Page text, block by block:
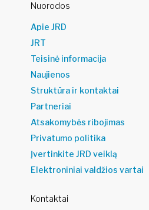
Nuorodos
Apie JRD
JRT
Teisinė informacija
Naujienos
Struktūra ir kontaktai
Partneriai
Atsakomybės ribojimas
Privatumo politika
Įvertinkite JRD veiklą
Elektroniniai valdžios vartai
Kontaktai